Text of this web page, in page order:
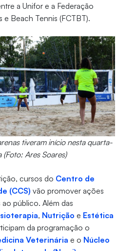
a Unifor e a Federação
e Beach Tennis (FCTBT).
tiveram início nesta quarta-
(Foto: Ares Soares)
cursos do Centro de
(CCS) vão promover ações
ao público. Além das
, Nutrição e Estética
da programação o
Veterinária e o Núcleo